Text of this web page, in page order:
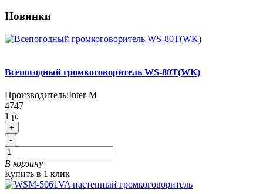
Новинки
Всепогодный громкоговоритель WS-80T(WK)
Производитель:Inter-M
4747
1 р.
+
-
В корзину
Купить в 1 клик